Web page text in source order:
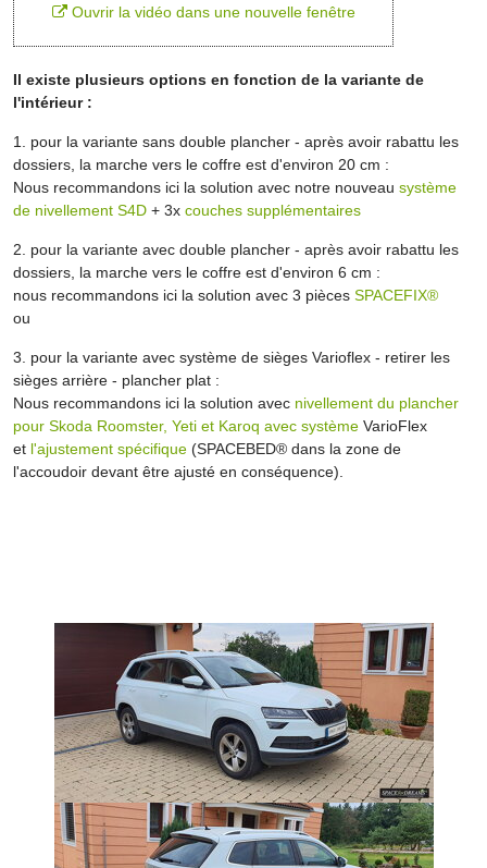
Ouvrir la vidéo dans une nouvelle fenêtre
Il existe plusieurs options en fonction de la variante de
l'intérieur :
1. pour la variante sans double plancher - après avoir rabattu les
dossiers, la marche vers le coffre est d'environ 20 cm :
Nous recommandons ici la solution avec notre nouveau système
de nivellement S4D + 3x couches supplémentaires
2. pour la variante avec double plancher - après avoir rabattu les
dossiers, la marche vers le coffre est d'environ 6 cm :
nous recommandons ici la solution avec 3 pièces SPACEFIX®
ou
3. pour la variante avec système de sièges Varioflex - retirer les
sièges arrière - plancher plat :
Nous recommandons ici la solution avec nivellement du plancher
pour Skoda Roomster, Yeti et Karoq avec système VarioFlex
et l'ajustement spécifique (SPACEBED® dans la zone de
l'accoudoir devant être ajusté en conséquence).